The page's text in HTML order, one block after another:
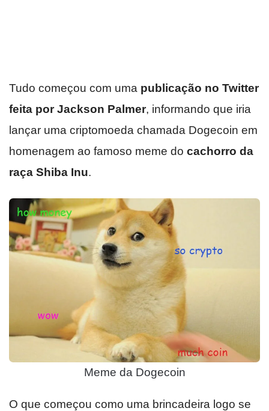
Tudo começou com uma publicação no Twitter
feita por Jackson Palmer, informando que iria
lançar uma criptomoeda chamada Dogecoin em
homenagem ao famoso meme do cachorro da
raça Shiba Inu.
Meme da Dogecoin
O que começou como uma brincadeira logo se